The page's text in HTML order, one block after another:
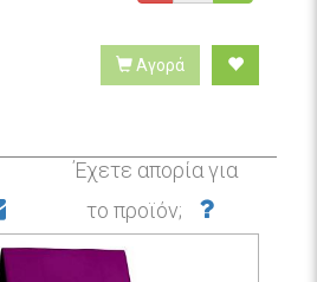
Αγορά
Έχετε απορία για
το προϊόν;